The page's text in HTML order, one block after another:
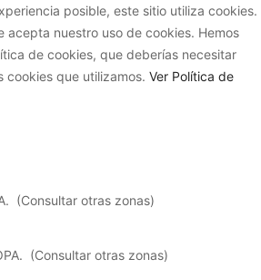
posible, este sitio utiliza cookies.
acepta nuestro uso de cookies. Hemos
de cookies, que deberías necesitar
cookies que utilizamos. Ver Política de
(Consultar otras zonas)
(Consultar otras zonas)